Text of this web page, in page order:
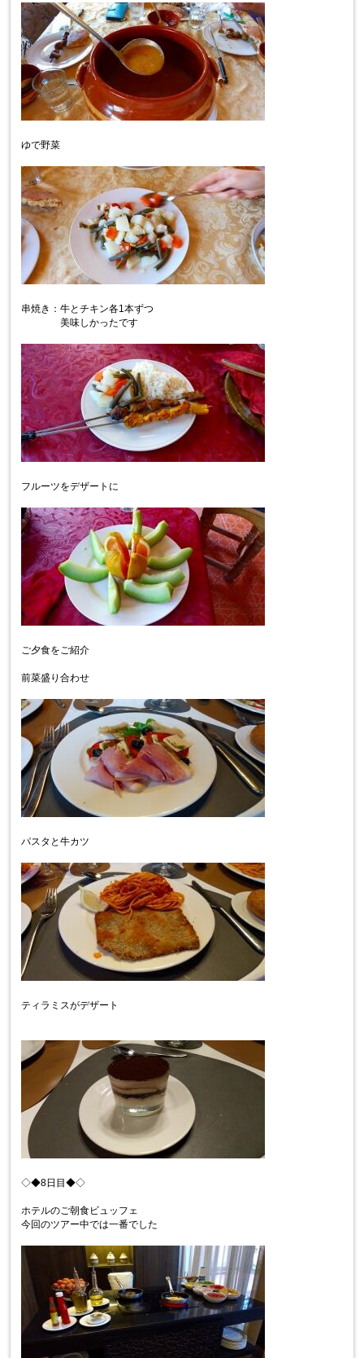
ゆで野菜
串焼き：牛とチキン各1本ずつ
美味しかったです
フルーツをデザートに
ご夕食をご紹介
前菜盛り合わせ
パスタと牛カツ
ティラミスがデザート
◇◆8日目◆◇
ホテルのご朝食ビュッフェ
今回のツアー中では一番でした